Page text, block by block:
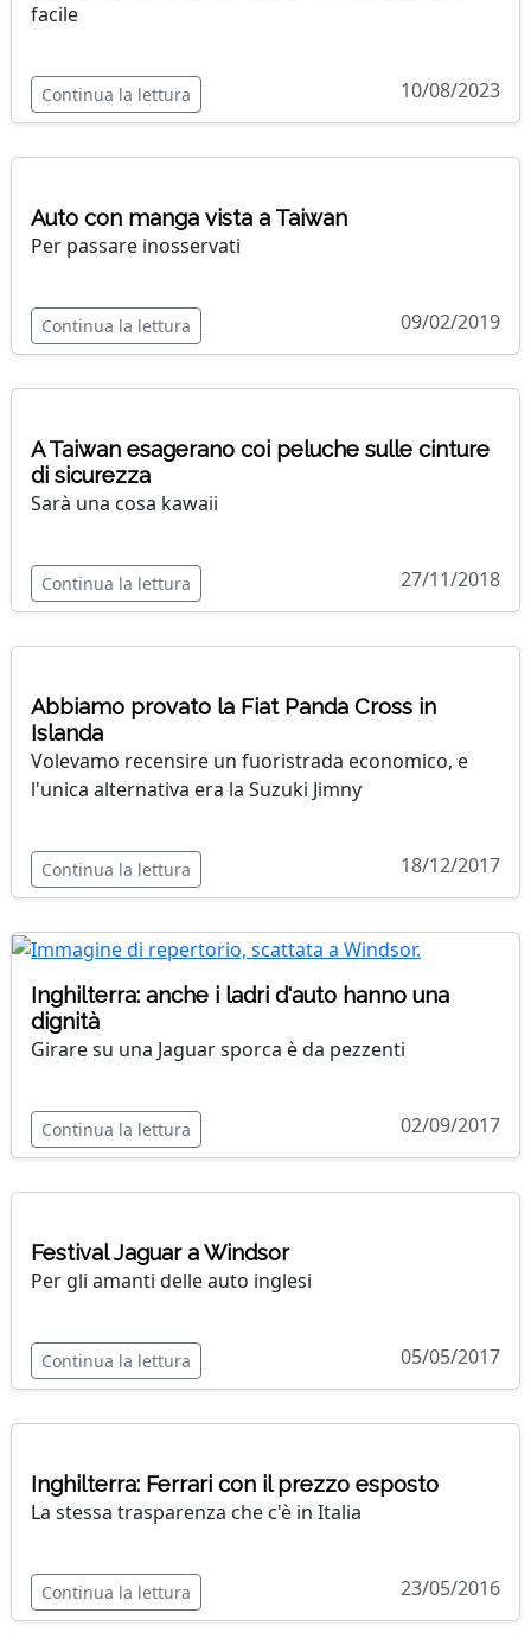
facile
Continua la lettura 10/08/2023
Auto con manga vista a Taiwan
Per passare inosservati
Continua la lettura 09/02/2019
A Taiwan esagerano coi peluche sulle cinture
di sicurezza
Sarà una cosa kawaii
Continua la lettura 27/11/2018
Abbiamo provato la Fiat Panda Cross in
Islanda
Volevamo recensire un fuoristrada economico, e
l'unica alternativa era la Suzuki Jimny
Continua la lettura 18/12/2017
Inghilterra: anche i ladri d'auto hanno una
dignità
Girare su una Jaguar sporca è da pezzenti
Continua la lettura 02/09/2017
Festival Jaguar a Windsor
Per gli amanti delle auto inglesi
Continua la lettura 05/05/2017
Inghilterra: Ferrari con il prezzo esposto
La stessa trasparenza che c'è in Italia
Continua la lettura 23/05/2016